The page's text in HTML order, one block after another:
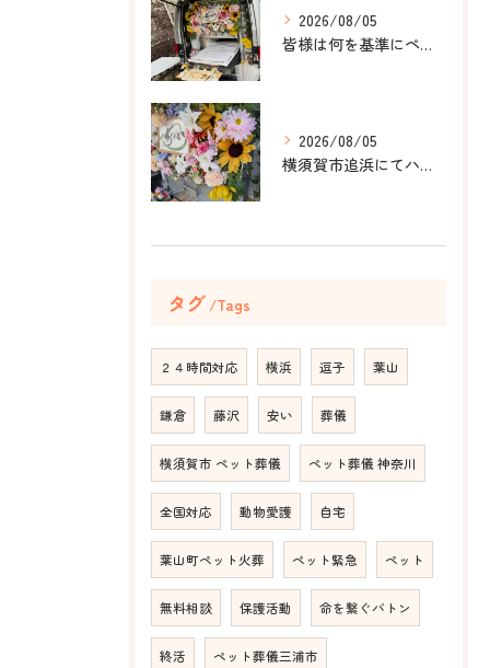
2026/08/05
皆様は何を基準にペット葬儀社を選びますか？
2026/08/05
横須賀市追浜にてハムスターのみかんちゃんのペット火葬のお手伝...
タグ Tags
２４時間対応 横浜 逗子 葉山
鎌倉 藤沢 安い 葬儀
横須賀市 ペット葬儀 ペット葬儀 神奈川
全国対応 動物愛護 自宅
葉山町ペット火葬 ペット緊急 ペット
無料相談 保護活動 命を繋ぐバトン
終活 ペット葬儀三浦市